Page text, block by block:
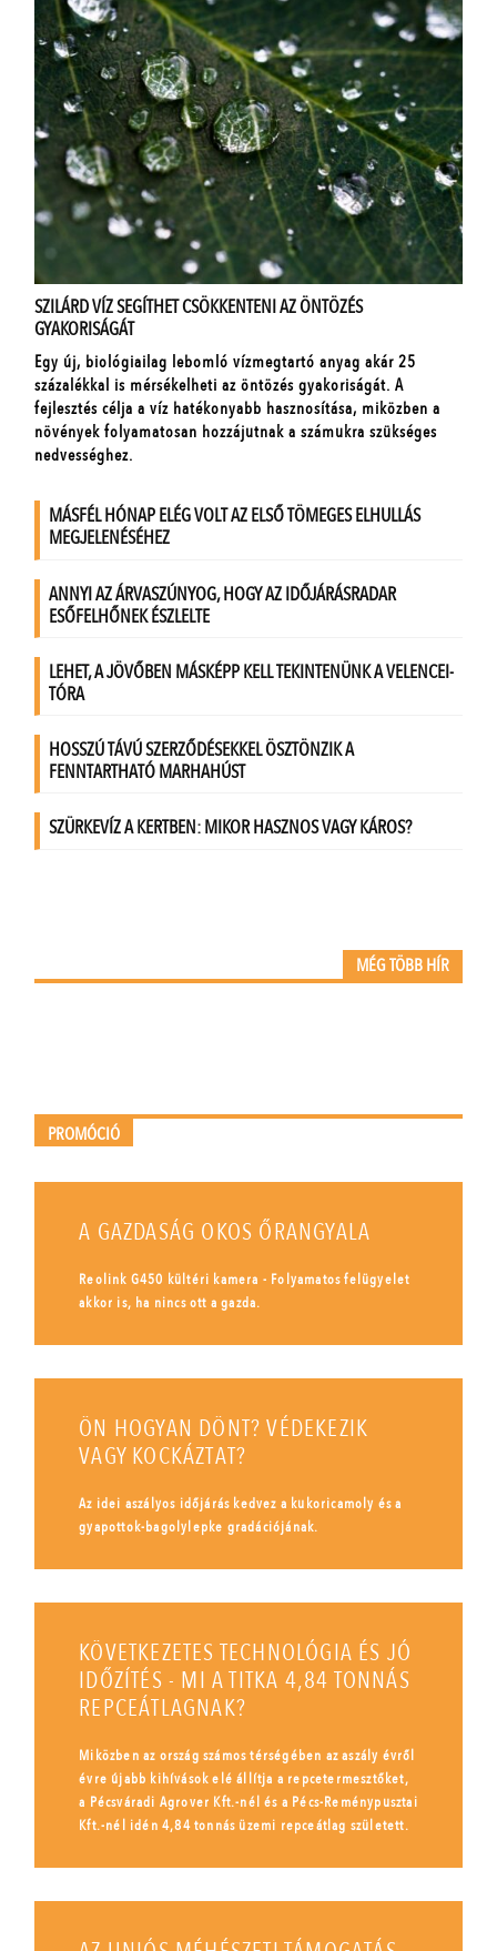
MÉG TÖBB HÍR
PROMÓCIÓ
A GAZDASÁG OKOS ŐRANGYALA
Reolink G450 kültéri kamera - Folyamatos felügyelet
akkor is, ha nincs ott a gazda.
ÖN HOGYAN DÖNT? VÉDEKEZIK
VAGY KOCKÁZTAT?
Az idei aszályos időjárás kedvez a kukoricamoly és a
gyapottok-bagolylepke gradációjának.
KÖVETKEZETES TECHNOLÓGIA ÉS JÓ
IDŐZÍTÉS - MI A TITKA 4,84 TONNÁS
REPCEÁTLAGNAK?
Miközben az ország számos térségében az aszály évről
évre újabb kihívások elé állítja a repcetermesztőket,
a Pécsváradi Agrover Kft.-nél és a Pécs-Reménypusztai
Kft.-nél idén 4,84 tonnás üzemi repceátlag született.